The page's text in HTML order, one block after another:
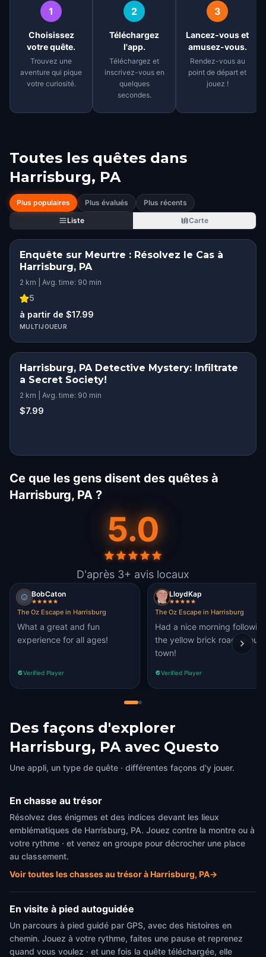
1
Choisissez
votre quête.
Trouvez une
aventure qui pique
votre curiosité.
2
Téléchargez
l'app.
Téléchargez et
inscrivez-vous en
quelques
secondes.
3
Lancez-vous et
amusez-vous.
Rendez-vous au
point de départ et
jouez !
Toutes les quêtes dans
Harrisburg, PA
Plus populaires Plus évalués
Plus récents
Liste
Carte
Enquête sur Meurtre : Résolvez le Cas à
Harrisburg, PA
2 km | Avg. time: 90 min
5
à partir de $17.99
MULTIJOUEUR
Harrisburg, PA Detective Mystery: Infiltrate
a Secret Society!
2 km | Avg. time: 90 min
$7.99
Ce que les gens disent des quêtes à
Harrisburg, PA ?
5.0
D'après 3+ avis locaux
BobCaton
The Oz Escape in Harrisburg
What a great and fun
experience for all ages!
Verified Player
LloydKap
The Oz Escape in Harrisburg
Had a nice morning
the yellow brick road about
town!
Verified Player
Des façons d'explorer
Harrisburg, PA avec Questo
Une appli, un type de quête · différentes façons d'y jouer.
En chasse au trésor
Résolvez des énigmes et des indices devant les lieux
emblématiques de Harrisburg, PA. Jouez contre la montre ou à
votre rythme · et venez en groupe pour décrocher une place
au classement.
Voir toutes les chasses au trésor à Harrisburg, PA→
En visite à pied autoguidée
Un parcours à pied guidé par GPS, avec des histoires en
chemin. Jouez à votre rythme, faites une pause et reprenez
quand vous voulez · et une fois la quête téléchargée, elle